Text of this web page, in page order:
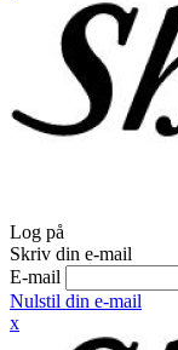
Log på
Skriv din e-mail
E-mail
Nulstil din e-mail
x